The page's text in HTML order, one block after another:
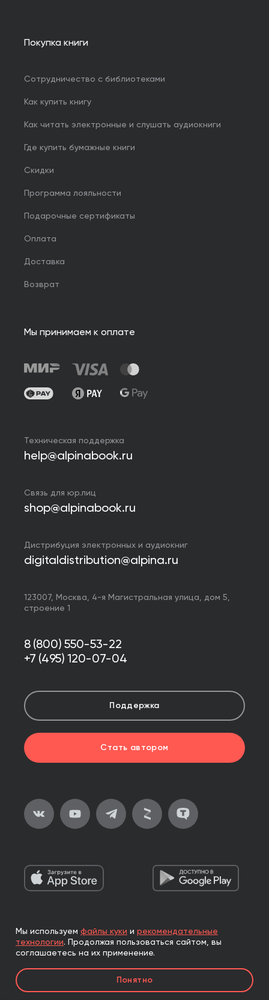
Покупка книги
Сотрудничество с библиотеками
Как купить книгу
Как читать электронные и слушать аудиокниги
Где купить бумажные книги
Скидки
Программа лояльности
Подарочные сертификаты
Оплата
Доставка
Возврат
Мы принимаем к оплате
Техническая поддержка
help@alpinabook.ru
Связь для юр.лиц
shop@alpinabook.ru
Дистрибуция электронных и аудиокниг
digitaldistribution@alpina.ru
123007, Москва, 4-я Магистральная улица, дом 5,
строение 1
8 (800) 550-53-22
+7 (495) 120-07-04
Поддержка
Стать автором
2026, ООО «Альпина Паблишер»
Все права защищены
Книги реализуются ООО «Альпина Паблишер»
по договору комиссии с ООО «Альпина нон-фикшн»,
по договору комиссии с ООО «Альпина ПРО».
Мы используем файлы куки и рекомендательные
технологии. Продолжая пользоваться сайтом, вы
соглашаетесь на их применение.
Понятно